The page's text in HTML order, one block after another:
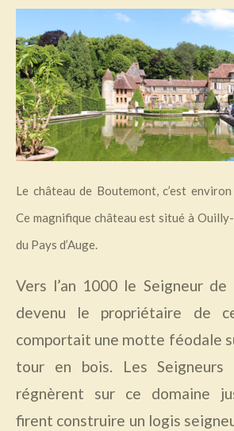
Le château de Boutemont, c’est
Ce magnifique château est situé à
du Pays d’Auge.
Vers l’an 1000 le Seigneur de
devenu le propriétaire de
comportait une motte féodale
tour en bois. Les Seigneurs
régnèrent sur ce domaine
firent construire un logis